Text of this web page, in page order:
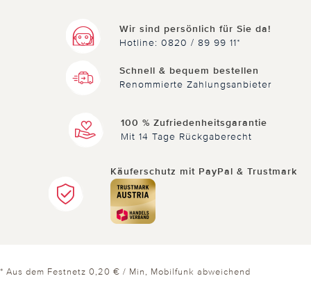
Wir sind persönlich für Sie da!
Hotline: 0820 / 89 99 11*
Schnell & bequem bestellen
Renommierte Zahlungsanbieter
100 % Zufriedenheitsgarantie
Mit 14 Tage Rückgaberecht
Käuferschutz mit PayPal & Trustmark
* Aus dem Festnetz 0,20 € / Min, Mobilfunk abweichend